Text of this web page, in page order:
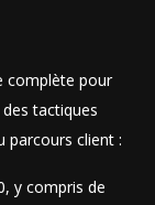
complète pour
tactiques
parcours client :
y compris de